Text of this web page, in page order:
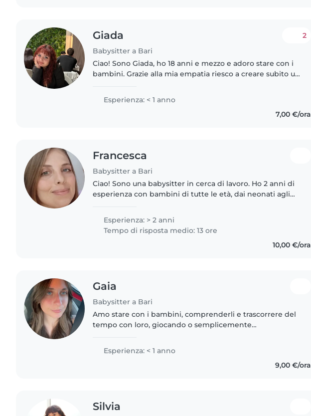
Giada
Babysitter a Bari
2
Ciao! Sono Giada, ho 18 anni e mezzo e adoro stare con i
bambini. Grazie alla mia empatia riesco a creare subito un
piace inventare..
Esperienza: < 1 anno
7,00 €/ora
Francesca
Babysitter a Bari
Ciao! Sono una babysitter in cerca di lavoro. Ho 2 anni di
esperienza con bambini di tutte le età, dai neonati agli
Esperienza: > 2 anni
Tempo di risposta medio: 13 ore
10,00 €/ora
Gaia
Babysitter a Bari
Amo stare con i bambini, comprenderli e trascorrere del
tempo con loro, giocando o semplicemente
positive con loro, penso ci sia sintonia..
Esperienza: < 1 anno
9,00 €/ora
Silvia